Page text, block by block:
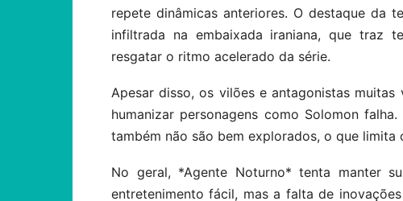
repete dinâmicas anteriores. O destaque da
infiltrada na embaixada iraniana, que traz
resgatar o ritmo acelerado da série.
Apesar disso, os vilões e antagonistas
humanizar personagens como Solomon
também não são bem explorados, o que limita
No geral, *Agente Noturno* tenta manter
entretenimento fácil, mas a falta de